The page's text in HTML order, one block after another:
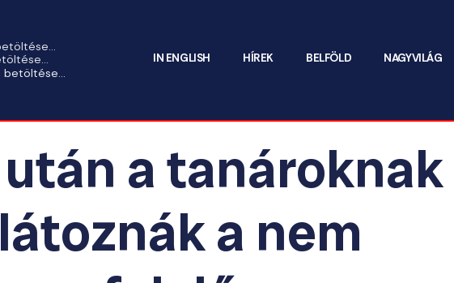
betöltése...
IN ENGLISH HÍREK BELFÖLD NAGYVILÁG
a tanároknak
a nem